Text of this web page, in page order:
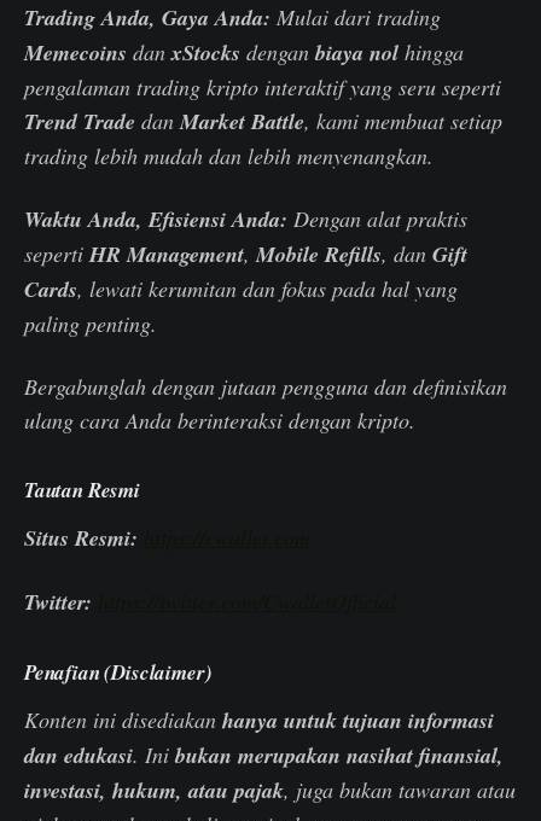
Trading Anda, Gaya Anda: Mulai dari trading
Memecoins danxStocks denganbiaya nol hingga
pengalaman trading kripto interaktif yang seru seperti
Trend Trade dan Market Battle, kami membuat setiap
trading lebih mudah dan lebih menyenangkan.
Waktu Anda, Efisiensi Anda: Dengan alat praktis
seperti HR Management, Mobile Refills, dan Gift
Cards, lewati kerumitan dan fokus pada hal yang
paling penting.
Bergabunglah dengan jutaan pengguna dan definisikan
ulang cara Anda berinteraksi dengan kripto.
Tautan Resmi
Situs Resmi:
Twitter:
Penafian (Disclaimer)
Konten ini disediakan hanya untuk tujuan informasi
dan edukasi. Inibukan merupakan nasihat finansial,
investasi, hukum, atau pajak, juga bukan tawaran atau